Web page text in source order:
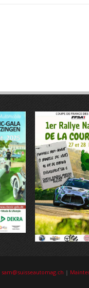
sam@suisseautomag.ch |